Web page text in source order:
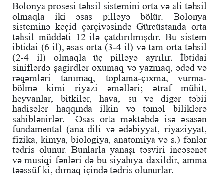
Bolonya prosesi təhsil sistemini orta və ali təhsil
olmaqla iki əsas pilləyə bölür. Bolonya
sisteminə keçid çərçivəsində Gürcüstanda orta
təhsil müddəti 12 ilə çatdırılmışdır. Bu sistem
ibtidai (6 il), əsas orta (3-4 il) və tam orta təhsil
(2-4 il) olmaqla üç pilləyə ayrılır. İbtidai
siniflərdə şagirdlər oxumaq və yazmaq, ədəd və
rəqəmləri tanımaq, toplama-çıxma, vurma-
bölmə kimi riyazi əməlləri; ətraf mühit,
heyvanlar, bitkilər, hava, su və digər təbii
hadisələr haqqında ilkin və təməl biliklərə
sahiblənirlər. Əsas orta məktəbdə isə əsasən
fundamental (ana dili və ədəbiyyat, riyaziyyat,
fizika, kimya, biologiya, anatomiya və s.) fənlər
tədris olunur. Bunlarla yanaşı təsviri incəsənət
və musiqi fənləri də bu siyahıya daxildir, amma
təəssüf ki, dırnaq içində tədris olunurlar.